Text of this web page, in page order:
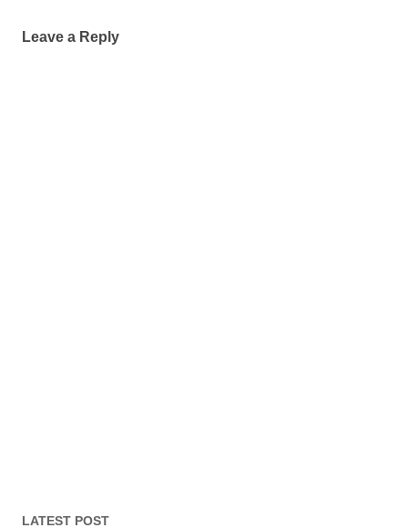
Leave a Reply
LATEST POST